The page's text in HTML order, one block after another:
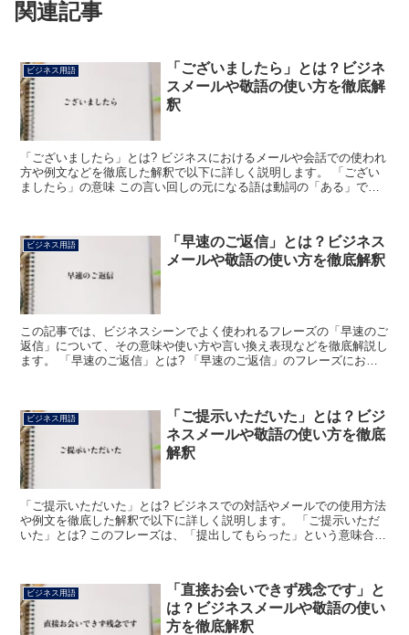
関連記事
ビジネス用語
「ございましたら」とは？ビジネ
スメールや敬語の使い方を徹底解
釈
「ございましたら」とは? ビジネスにおけるメールや会話での使われ
方や例文などを徹底した解釈で以下に詳しく説明します。 「ござい
ましたら」の意味 この言い回しの元になる語は動詞の「ある」で
ビジネス用語
「早速のご返信」とは？ビジネス
メールや敬語の使い方を徹底解釈
この記事では、ビジネスシーンでよく使われるフレーズの「早速のご
返信」について、その意味や使い方や言い換え表現などを徹底解説し
ます。 「早速のご返信」とは? 「早速のご返信」のフレーズにおけ
ビジネス用語
「ご提示いただいた」とは？ビジ
ネスメールや敬語の使い方を徹底
解釈
「ご提示いただいた」とは? ビジネスでの対話やメールでの使用方法
や例文を徹底した解釈で以下に詳しく説明します。 「ご提示いただ
いた」とは? このフレーズは、「提出してもらった」という意味合い
ビジネス用語
「直接お会いできず残念です」と
は？ビジネスメールや敬語の使い
方を徹底解釈